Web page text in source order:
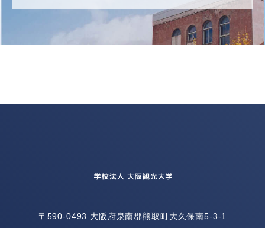
〒590-0493 大阪府泉南郡熊取町大久保南5-3-1